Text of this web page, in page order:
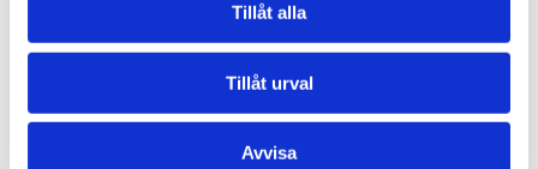
Tillåt alla
Tillåt urval
Avvisa
Footer
we look forward to hearing from you.